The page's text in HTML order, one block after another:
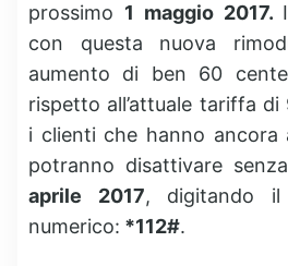
prossimo 1 maggio 2017.
con questa nuova
aumento di ben 60
rispetto all’attuale tariffa
i clienti che hanno ancora
potranno disattivare
aprile 2017, digitando il
numerico: *112#.